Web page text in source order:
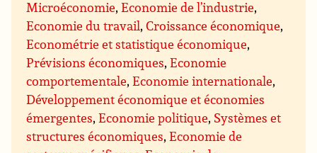
Microéconomie,Economie de l’industrie,
Economie du travail,Croissance économique,
Econométrie et statistique économique,
Prévisions économiques,Economie
comportementale,Economie internationale,
Développement économique et économies
émergentes,Economie politique, Systèmes et
structures économiques,Economie de